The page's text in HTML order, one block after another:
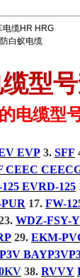
电缆HR HRG
白蚁电缆
型
电缆型
EVP 3. SFF
CEEC
EVRD-125
17. FW-
WDZ-FSY-
29. EKM-
38. RVVY